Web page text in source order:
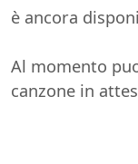
è ancora
Al momento
canzone in